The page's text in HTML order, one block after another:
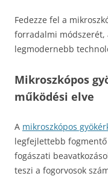
Fedezze fel a
forradalmi módszerét,
legmodernebb
Mikroszkópos
működési elve
A mikroszkópos
legfejlettebb
fogászati
teszi a fogorvosok